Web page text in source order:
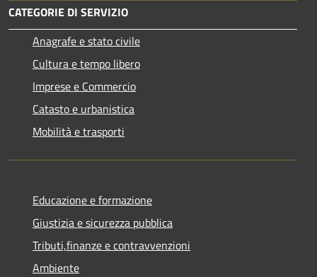
CATEGORIE DI SERVIZIO
Anagrafe e stato civile
Cultura e tempo libero
Imprese e Commercio
Catasto e urbanistica
Mobilità e trasporti
Educazione e formazione
Giustizia e sicurezza pubblica
Tributi,finanze e contravvenzioni
Ambiente